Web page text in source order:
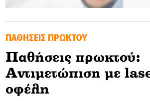
SOOZIE’S FRIENDS
CULTURE
TASTELAND
ΠΑΘΗΣΕΙΣ ΠΡΩΚΤΟΥ
Παθήσεις πρωκτού:
Αντιμετώπιση με
οφέλη